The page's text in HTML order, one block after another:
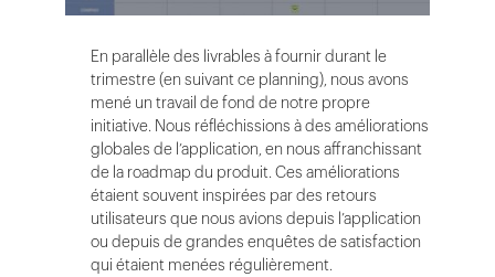
En parallèle des livrables à fournir durant le
trimestre (en suivant ce planning), nous avons
mené un travail de fond de notre propre
initiative. Nous réfléchissions à des améliorations
globales de l’application, en nous affranchissant
de la roadmap du produit. Ces améliorations
étaient souvent inspirées par des retours
utilisateurs que nous avions depuis l’application
ou depuis de grandes enquêtes de satisfaction
qui étaient menées régulièrement.